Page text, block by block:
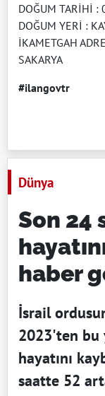
DOĞUM TARİHİ
DOĞUM YERİ :
İKAMETGAH
SAKARYA
#ilangovtr
Dünya
Son 24
haber
İsrail
2023'ten bu
hayatını
saatte 52